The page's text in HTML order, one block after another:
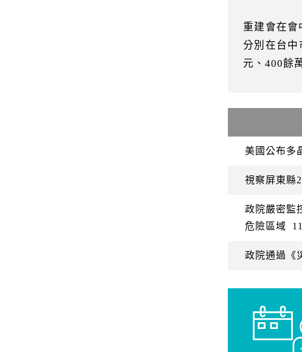
重建會在會
分別在台中
元、400餘
美國公布多
視察屏東縣
政院嚴密監
危險區域
政院通過《